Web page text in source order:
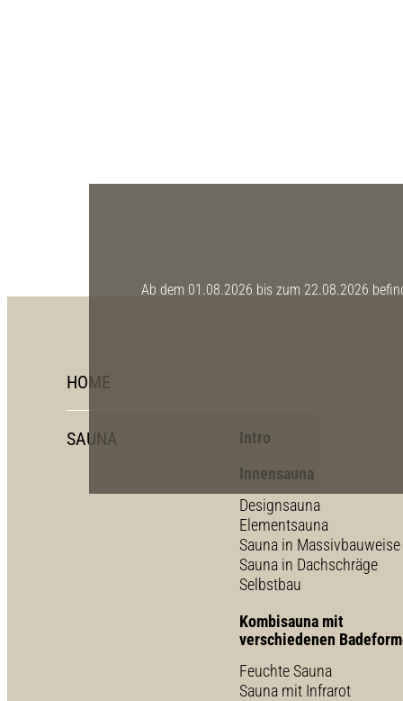
HOME
SAUNA
Intro
Innensauna
Designsauna
Elementsauna
Sauna in Massivbauweise
Sauna in Dachschräge
Selbstbau
Kombisauna mit
verschiedenen
Feuchte Sauna
Sauna mit Infrarot
Ab dem 01.08.2026 bis zum 22.08.2026